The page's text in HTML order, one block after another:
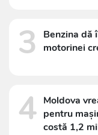
3
Benzina dă
motorinei
4 Moldova
pentru
costă 1,2